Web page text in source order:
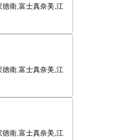
衛,富士真奈美,江
衛,富士真奈美,江
衛,富士真奈美,江